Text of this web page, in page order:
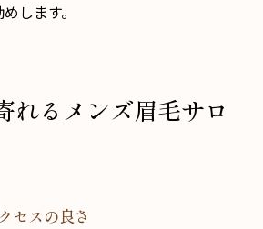
します。
れるメンズ眉毛サロ
セスの良さ